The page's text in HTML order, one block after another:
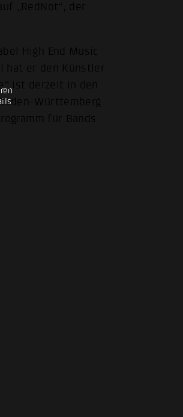
„RedNot“, der
High End Music
hat er den Künstler
ist derzeit in den
Württemberg
für Bands